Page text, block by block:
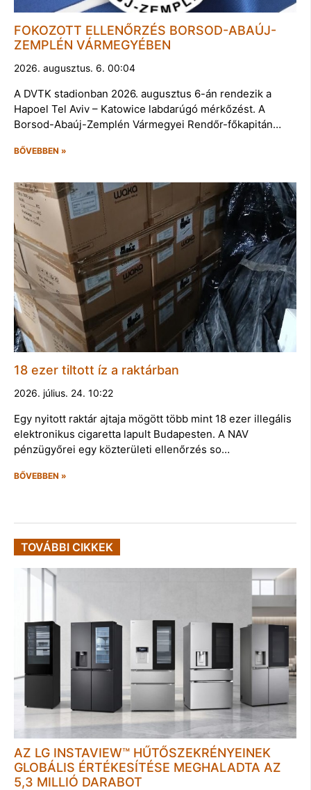
FOKOZOTT ELLENŐRZÉS BORSOD-ABAÚJ-
ZEMPLÉN VÁRMEGYÉBEN
2026. augusztus. 6. 00:04
A DVTK stadionban 2026. augusztus 6-án rendezik a
Hapoel Tel Aviv – Katowice labdarúgó mérkőzést. A
Borsod-Abaúj-Zemplén Vármegyei Rendőr-főkapitán…
BŐVEBBEN »
18 ezer tiltott íz a raktárban
2026. július. 24. 10:22
Egy nyitott raktár ajtaja mögött több mint 18 ezer illegális
elektronikus cigaretta lapult Budapesten. A NAV
pénzügyőrei egy közterületi ellenőrzés so…
BŐVEBBEN »
TOVÁBBI CIKKEK
AZ LG INSTAVIEW™ HŰTŐSZEKRÉNYEINEK
GLOBÁLIS ÉRTÉKESÍTÉSE MEGHALADTA AZ
5,3 MILLIÓ DARABOT